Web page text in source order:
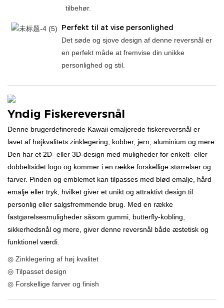
tilbehør.
Perfekt til at vise personlighed
Det søde og sjove design af denne reversnål er
en perfekt måde at fremvise din unikke
personlighed og stil.
Yndig Fiskereversnål
Denne brugerdefinerede Kawaii emaljerede fiskereversnål er
lavet af højkvalitets zinklegering, kobber, jern, aluminium og mere.
Den har et 2D- eller 3D-design med muligheder for enkelt- eller
dobbeltsidet logo og kommer i en række forskellige størrelser og
farver. Pinden og emblemet kan tilpasses med blød emalje, hård
emalje eller tryk, hvilket giver et unikt og attraktivt design til
personlig eller salgsfremmende brug. Med en række
fastgørelsesmuligheder såsom gummi, butterfly-kobling,
sikkerhedsnål og mere, giver denne reversnål både æstetisk og
funktionel værdi.
◎ Zinklegering af høj kvalitet
◎ Tilpasset design
◎ Forskellige farver og finish